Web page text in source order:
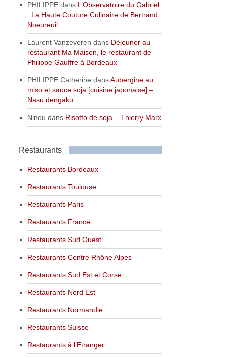
PHILIPPE dans L’Observatoire du Gabriel
: La Haute Couture Culinaire de Bertrand
Noeureuil
Laurent Vanzeveren dans Déjeuner au
restaurant Ma Maison, le restaurant de
Philippe Gauffre à Bordeaux
PHILIPPE Catherine dansAubergine au
miso et sauce soja [cuisine japonaise] –
Nasu dengaku
Ninou dans Risotto de soja – Thierry Marx
Restaurants
Restaurants Bordeaux
Restaurants Toulouse
Restaurants Paris
Restaurants France
Restaurants Sud Ouest
Restaurants Centre Rhône Alpes
Restaurants Sud Est et Corse
Restaurants Nord Est
Restaurants Normandie
Restaurants Suisse
Restaurants à l’Etranger